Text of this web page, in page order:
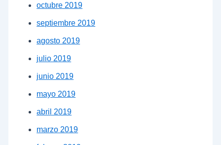
octubre 2019
septiembre 2019
agosto 2019
julio 2019
junio 2019
mayo 2019
abril 2019
marzo 2019